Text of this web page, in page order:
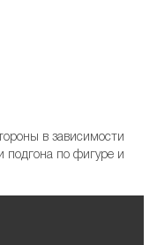
в зависимости
подгона по фигуре и